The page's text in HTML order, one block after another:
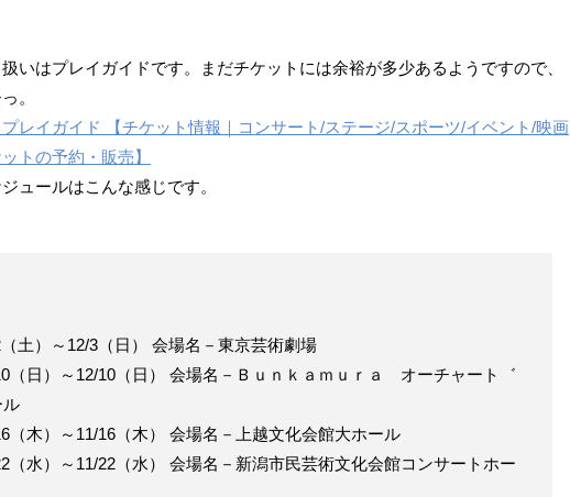
いはプレイガイドです。まだチケットには余裕が多少あるようですので、
。
プレイガイド 【チケット情報｜コンサート/ステージ/スポーツ/イベント/映画
トの予約・販売】
ュールはこんな感じです。
（土）～12/3（日） 会場名－東京芸術劇場
（日）～12/10（日） 会場名－Ｂｕｎｋａｍｕｒａ オーチャート゛
ル
（木）～11/16（木） 会場名－上越文化会館大ホール
（水）～11/22（水） 会場名－新潟市民芸術文化会館コンサートホー